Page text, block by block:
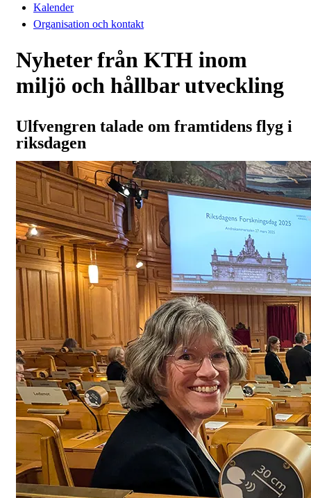
Kalender
Organisation och kontakt
Nyheter från KTH inom
miljö och hållbar utveckling
Ulfvengren talade om framtidens flyg i
riksdagen